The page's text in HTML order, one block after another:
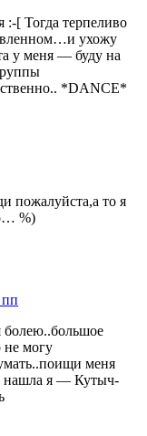
:-[ Тогда терпеливо
ухожу
у меня — буду на
*DANCE*
пожалуйста,а то я
%)
пп
болею..большое
не могу
меня
нашла я — Кутыч-